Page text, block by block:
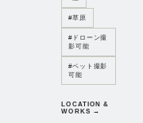
#草原
# ドローン撮
影可能
#ペット撮影
可能
LOCATION &
WORKS →